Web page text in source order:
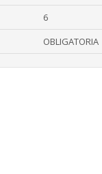
6
OBLIGATORIA